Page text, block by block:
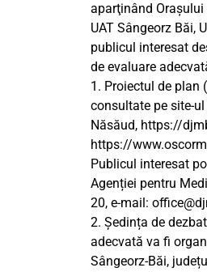
aparţinând Orașului
UAT Sângeorz Băi,
publicul interesat
de evaluare
1. Proiectul de plan
consultate pe site-
Năsăud, https://
https://
Publicul interesat
Agenției pentru
20, e-mail:
2. Ședința de
adecvată va fi
Sângeorz-Băi,